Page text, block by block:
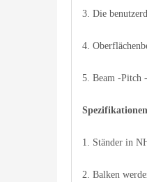
3. Die
4.
5. Beam -Pitch
1. Ständer in
2. Balken